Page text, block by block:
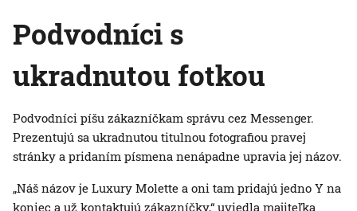
Podvodníci s
ukradnutou fotkou
Podvodníci píšu zákazníčkam správu cez Messenger.
Prezentujú sa ukradnutou titulnou fotografiou pravej
stránky a pridaním písmena nenápadne upravia jej názov.
„Náš názov je Luxury Molette a oni tam pridajú jedno Y na
koniec a už kontaktujú zákazníčky,“ uviedla majiteľka